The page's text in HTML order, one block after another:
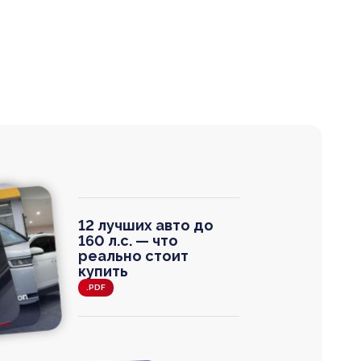
000
12 лучших авто до
160 л.с. — что
реально стоит
купить
.PDF